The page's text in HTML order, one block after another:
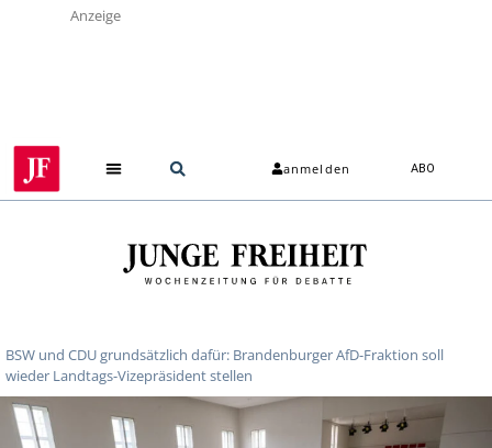
Anzeige
anmelden ABO
BSW und CDU grundsätzlich dafür: Brandenburger AfD-Fraktion soll
wieder Landtags-Vizepräsident stellen